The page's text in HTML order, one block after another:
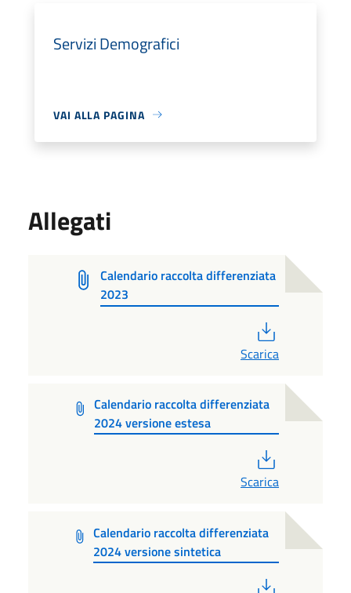
Servizi Demografici
VAI ALLA PAGINA
Allegati
Calendario raccolta differenziata
2023
Scarica
Calendario raccolta differenziata
2024 versione estesa
Scarica
Calendario raccolta differenziata
2024 versione sintetica